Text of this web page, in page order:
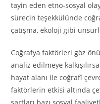
tayin eden etno-sosyal
sürecin teşekkülünde
çatışma, ekoloji gibi
Coğrafya faktörleri göz
analiz edilmeye
hayat alanı ile coğrafî
faktörlerin etkisi altında